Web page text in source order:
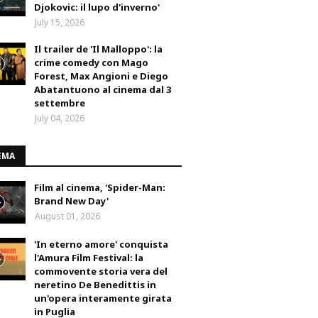
Djokovic: il lupo d'inverno'
July 15, 2026
Il trailer de 'Il Malloppo': la
crime comedy con Mago
Forest, Max Angioni e Diego
Abatantuono al cinema dal 3
settembre
July 04, 2026
Film al cinema, 'Spider-Man:
Brand New Day'
August 01, 2026
'In eterno amore' conquista
l'Amura Film Festival: la
commovente storia vera del
neretino De Benedittis in
un'opera interamente girata
in Puglia